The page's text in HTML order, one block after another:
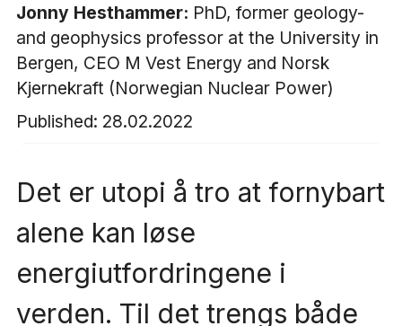
Jonny Hesthammer: PhD, former geology-
and geophysics professor at the University in
Bergen, CEO M Vest Energy and Norsk
Kjernekraft (Norwegian Nuclear Power)
Published: 28.02.2022
Det er utopi å tro at fornybart
alene kan løse
energiutfordringene i
verden. Til det trengs både